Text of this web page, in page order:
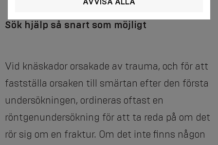
Sök hjälp så snart som möjligt
Vid knäskador orsakade av trauma, och för att
fastställa orsaken till smärtan efter den första
undersökningen, ordineras oftast en
röntgenundersökning för att ta reda på om det
rör sig om en fraktur. Om det inte finns någon